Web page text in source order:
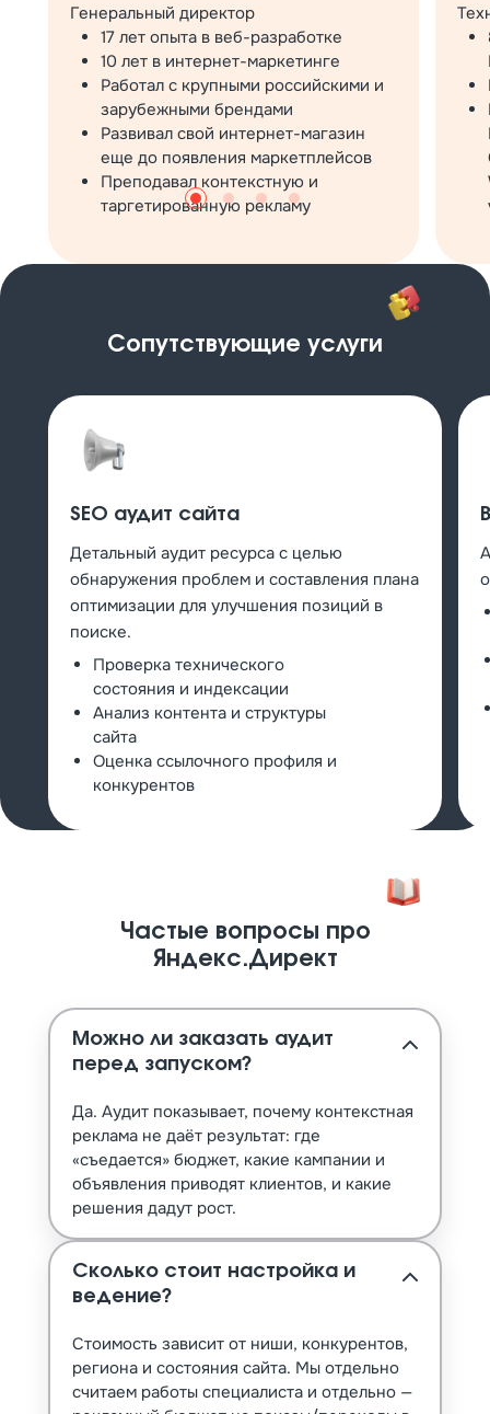
Генеральный директор
17 лет опыта в веб-разработке
10 лет в интернет-маркетинге
Работал с крупными российскими и
зарубежными брендами
Развивал свой интернет-магазин
еще до появления маркетплейсов
Преподавал контекстную и
таргетированную рекламу
Сопутствующие услуги
SEO аудит сайта
Детальный аудит ресурса с целью
обнаружения проблем и составления плана
оптимизации для улучшения позиций в
поиске.
Проверка технического
состояния и индексации
Анализ контента и структуры
сайта
Оценка ссылочного профиля и
конкурентов
Частые вопросы про
Яндекс.Директ
Можно ли заказать аудит
перед запуском?
Да. Аудит показывает, почему контекстная
реклама не даёт результат: где
«съедается» бюджет, какие кампании и
объявления приводят клиентов, и какие
решения дадут рост.
Сколько стоит настройка и
ведение?
Стоимость зависит от ниши, конкурентов,
региона и состояния сайта. Мы отдельно
считаем работы специалиста и отдельно —